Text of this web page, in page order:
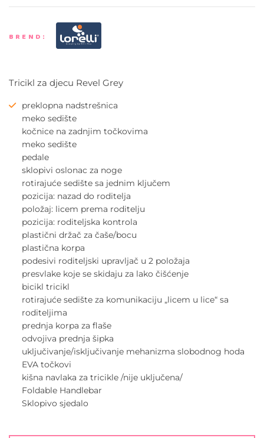
BREND:
Tricikl za djecu Revel Grey
preklopna nadstrešnica
meko sedište
kočnice na zadnjim točkovima
meko sedište
pedale
sklopivi oslonac za noge
rotirajuće sedište sa jednim ključem
pozicija: nazad do roditelja
položaj: licem prema roditelju
pozicija: roditeljska kontrola
plastični držač za čaše/bocu
plastična korpa
podesivi roditeljski upravljač u 2 položaja
presvlake koje se skidaju za lako čišćenje
bicikl tricikl
rotirajuće sedište za komunikaciju „licem u lice“ sa
roditeljima
prednja korpa za flaše
odvojiva prednja šipka
uključivanje/isključivanje mehanizma slobodnog hoda
EVA točkovi
kišna navlaka za tricikle /nije uključena/
Foldable Handlebar
Sklopivo sjedalo